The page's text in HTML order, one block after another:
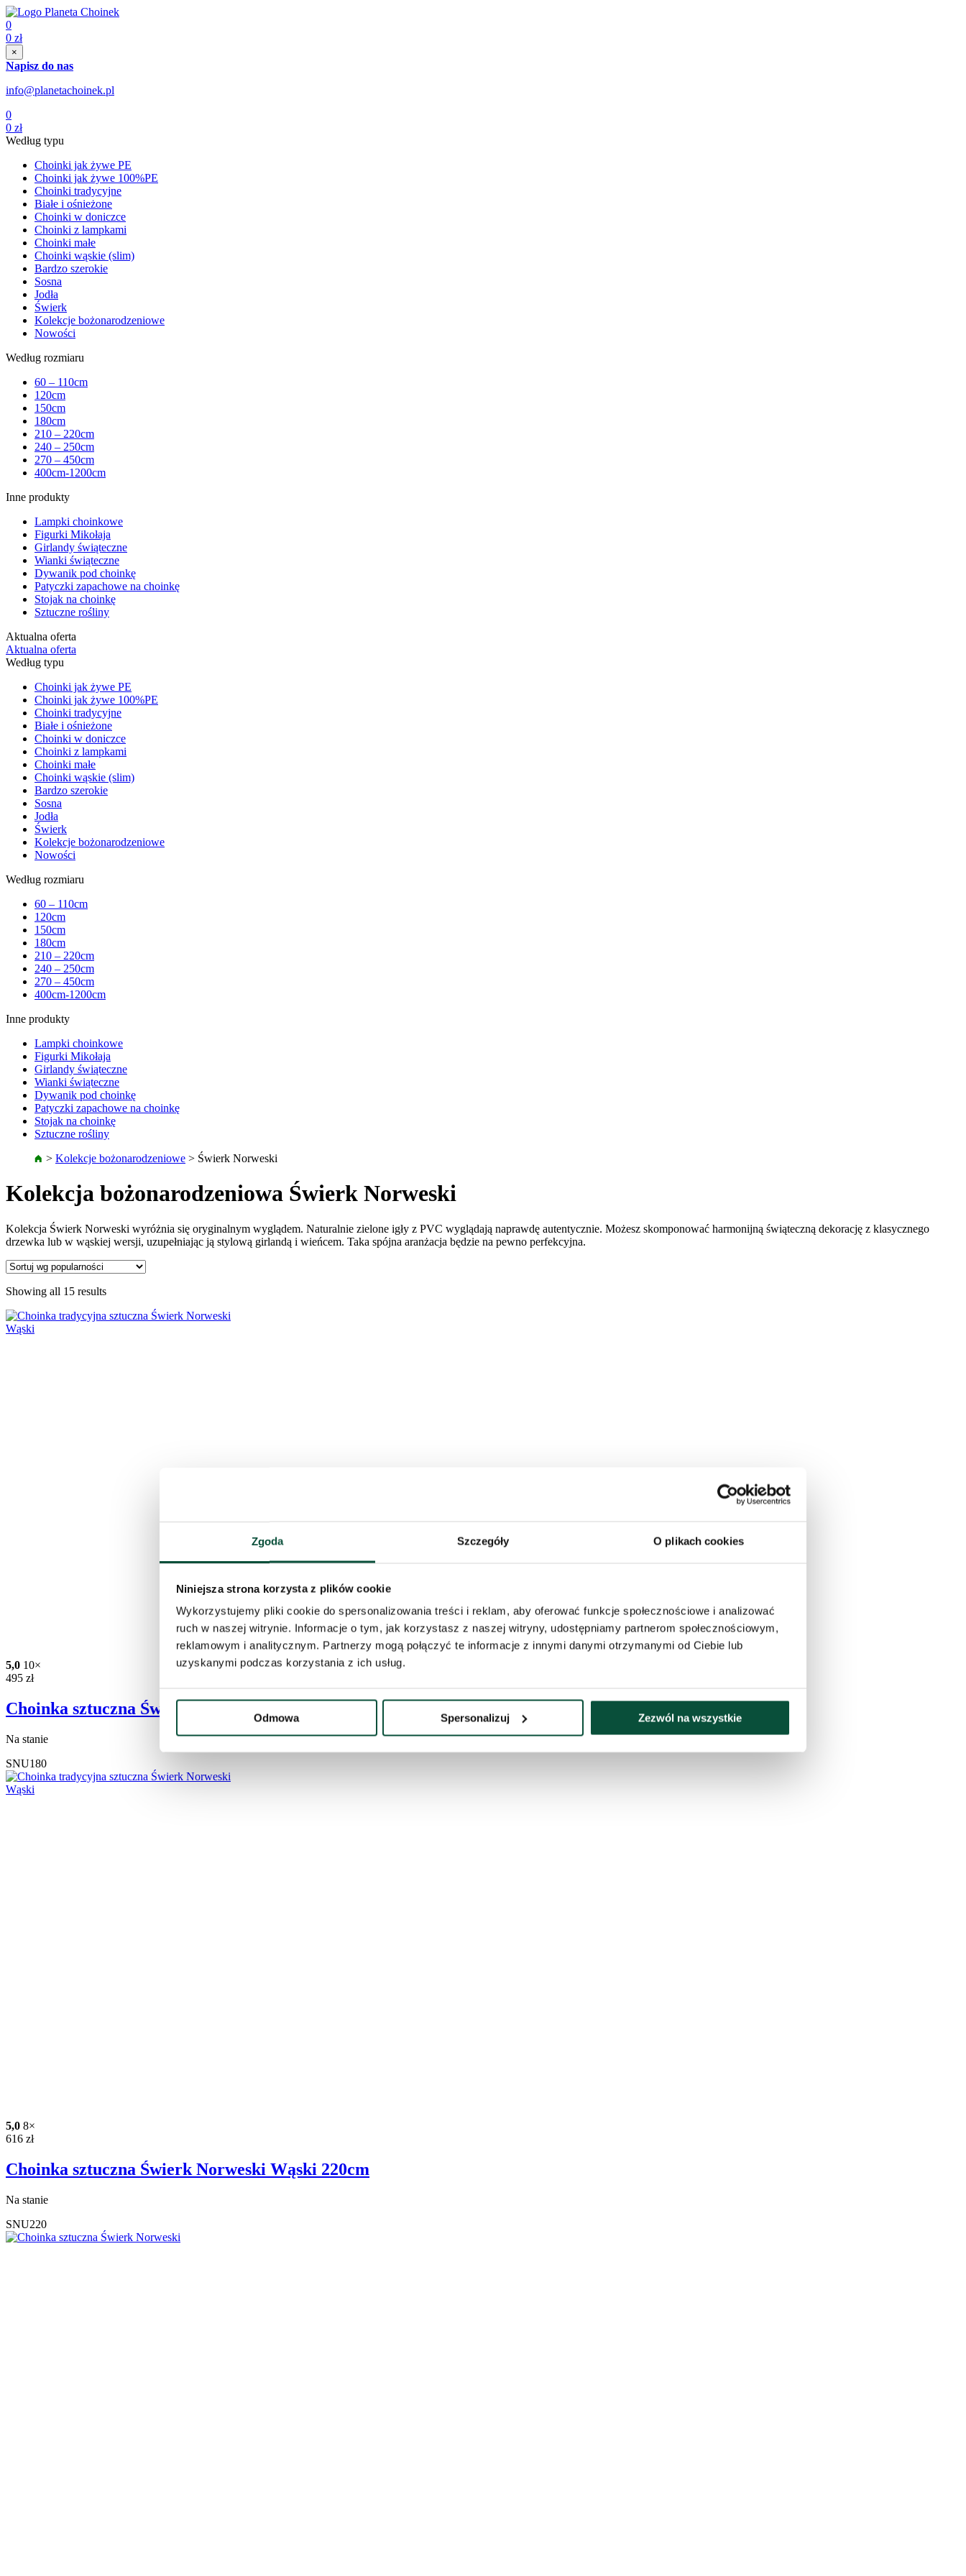
Zgoda Szczegóły O plikach cookies
Niniejsza strona korzysta z plików cookie
Wykorzystujemy pliki cookie do spersonalizowania treści i reklam, aby oferować funkcje społecznościowe i analizować
ruch w naszej witrynie. Informacje o tym, jak korzystasz z naszej witryny, udostępniamy partnerom społecznościowym,
reklamowym i analitycznym. Partnerzy mogą połączyć te informacje z innymi danymi otrzymanymi od Ciebie lub
uzyskanymi podczas korzystania z ich usług.
Odmowa Spersonalizuj Zezwól na wszystkie
0
0 zł
×
Napisz do nas
info@planetachoinek.pl
0
0 zł
Według typu
Choinki jak żywe PE
Choinki jak żywe 100%PE
Choinki tradycyjne
Białe i ośnieżone
Choinki w doniczce
Choinki z lampkami
Choinki małe
Choinki wąskie (slim)
Bardzo szerokie
Sosna
Jodła
Świerk
Kolekcje bożonarodzeniowe
Nowości
Według rozmiaru
60 – 110cm
120cm
150cm
180cm
210 – 220cm
240 – 250cm
270 – 450cm
400cm-1200cm
Inne produkty
Lampki choinkowe
Figurki Mikołaja
Girlandy świąteczne
Wianki świąteczne
Dywanik pod choinkę
Patyczki zapachowe na choinkę
Stojak na choinkę
Sztuczne rośliny
Aktualna oferta
Aktualna oferta
Według typu
Choinki jak żywe PE
Choinki jak żywe 100%PE
Choinki tradycyjne
Białe i ośnieżone
Choinki w doniczce
Choinki z lampkami
Choinki małe
Choinki wąskie (slim)
Bardzo szerokie
Sosna
Jodła
Świerk
Kolekcje bożonarodzeniowe
Nowości
Według rozmiaru
60 – 110cm
120cm
150cm
180cm
210 – 220cm
240 – 250cm
270 – 450cm
400cm-1200cm
Inne produkty
Lampki choinkowe
Figurki Mikołaja
Girlandy świąteczne
Wianki świąteczne
Dywanik pod choinkę
Patyczki zapachowe na choinkę
Stojak na choinkę
Sztuczne rośliny
> Kolekcje bożonarodzeniowe > Świerk Norweski
Kolekcja bożonarodzeniowa Świerk Norweski
Kolekcja Świerk Norweski wyróżnia się oryginalnym wyglądem. Naturalnie zielone igły z PVC wyglądają naprawdę autentycznie. Możesz skomponować harmonijną świąteczną dekorację z klasycznego
drzewka lub w wąskiej wersji, uzupełniając ją stylową girlandą i wieńcem. Taka spójna aranżacja będzie na pewno perfekcyjna.
Showing all 15 results
5,0 10×
495 zł
Choinka sztuczna Świerk Norweski Wąski 180cm
Na stanie
SNU180
5,0 8×
616 zł
Choinka sztuczna Świerk Norweski Wąski 220cm
Na stanie
SNU220